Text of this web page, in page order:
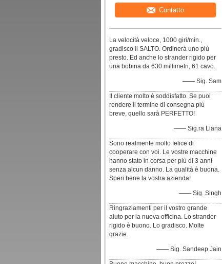
Contatto
La velocità veloce, 1000 giri/min.,
gradisco il SALTO. Ordinerà uno più
presto. Ed anche lo strander rigido per
una bobina da 630 millimetri, 61 cavo.
—— Sig. Sam
Il cliente molto è soddisfatto. Se puoi
rendere il termine di consegna più
breve, quello sarà PERFETTO!
—— Sig.ra Liana
Sono realmente molto felice di
cooperare con voi. Le vostre macchine
hanno stato in corsa per più di 3 anni
senza alcun danno. La qualità è buona.
Speri bene la vostra azienda!
—— Sig. Singh
Ringraziamenti per il vostro grande
aiuto per la nuova officina. Lo strander
rigido è buono. Lo gradisco. Molte
grazie.
—— Sig. Sandeep Jain